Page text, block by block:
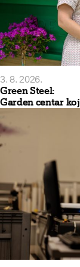
3. 8. 2026.
Green Steel:
Garden centar